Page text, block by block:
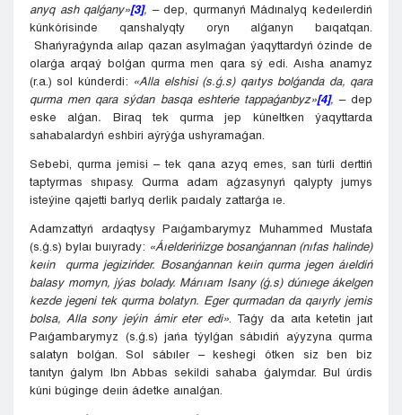
anyq ash qalǵany»[3], – dep, qurmanyń Mádınalyq kedeılerdiń
kúnkórisinde qanshalyqty oryn alǵanyn baıqatqan.
Shańyraǵynda aılap qazan asylmaǵan ýaqyttardyń ózinde de
olarǵa arqaý bolǵan qurma men qara sý edi. Aısha anamyz
(r.a.) sol kúnderdi: «Alla elshisi (s.ǵ.s) qaıtys bolǵanda da, qara
qurma men qara sýdan basqa eshteńe tappaǵanbyz»[4], – dep
eske alǵan. Biraq tek qurma jep kúneltken ýaqyttarda
sahabalardyń eshbiri aýrýǵa ushyramaǵan.
Sebebi, qurma jemisi – tek qana azyq emes, san túrli derttiń
taptyrmas shıpasy. Qurma adam aǵzasynyń qalypty jumys
isteýine qajetti barlyq derlik paıdaly zattarǵa ıe.
Adamzattyń ardaqtysy Paıǵambarymyz Muhammed Mustafa
(s.ǵ.s) bylaı buıyrady: «Áıelderińizge bosanǵannan (nıfas halinde)
keıin qurma jegizińder. Bosanǵannan keıin qurma jegen áıeldiń
balasy momyn, jýas bolady. Márııam Isany (ǵ.s) dúnıege ákelgen
kezde jegeni tek qurma bolatyn. Eger qurmadan da qaıyrly jemis
bolsa, Alla sony jeýin ámir eter edi». Taǵy da aıta ketetin jaıt
Paıǵambarymyz (s.ǵ.s) jańa týylǵan sábıdiń aýyzyna qurma
salatyn bolǵan. Sol sábıler – keshegi ótken siz ben biz
tanıtyn ǵalym Ibn Abbas sekildi sahaba ǵalymdar. Bul úrdis
kúni búginge deıin ádetke aınalǵan.